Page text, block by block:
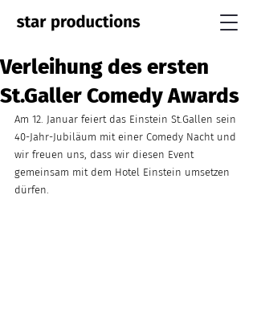
Verleihung des ersten
St.Galler Comedy Awards
Am 12. Januar feiert das Einstein St.Gallen sein
40-Jahr-Jubiläum mit einer Comedy Nacht und
wir freuen uns, dass wir diesen Event
gemeinsam mit dem Hotel Einstein umsetzen
dürfen.